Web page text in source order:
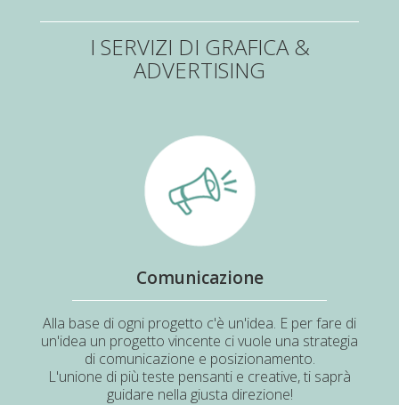
I SERVIZI DI GRAFICA &
ADVERTISING
Comunicazione
Alla base di ogni progetto c'è un'idea. E per fare di
un'idea un progetto vincente ci vuole una strategia
di comunicazione e posizionamento.
L'unione di più teste pensanti e creative, ti saprà
guidare nella giusta direzione!